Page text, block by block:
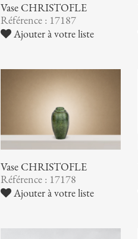
Vase CHRISTOFLE
Référence : 17187
Ajouter à votre liste
Vase CHRISTOFLE
Référence : 17178
Ajouter à votre liste